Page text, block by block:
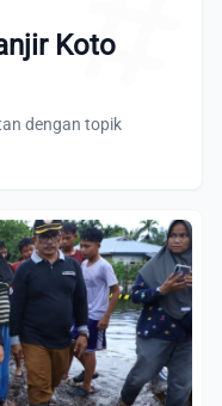
Koto
dengan topik